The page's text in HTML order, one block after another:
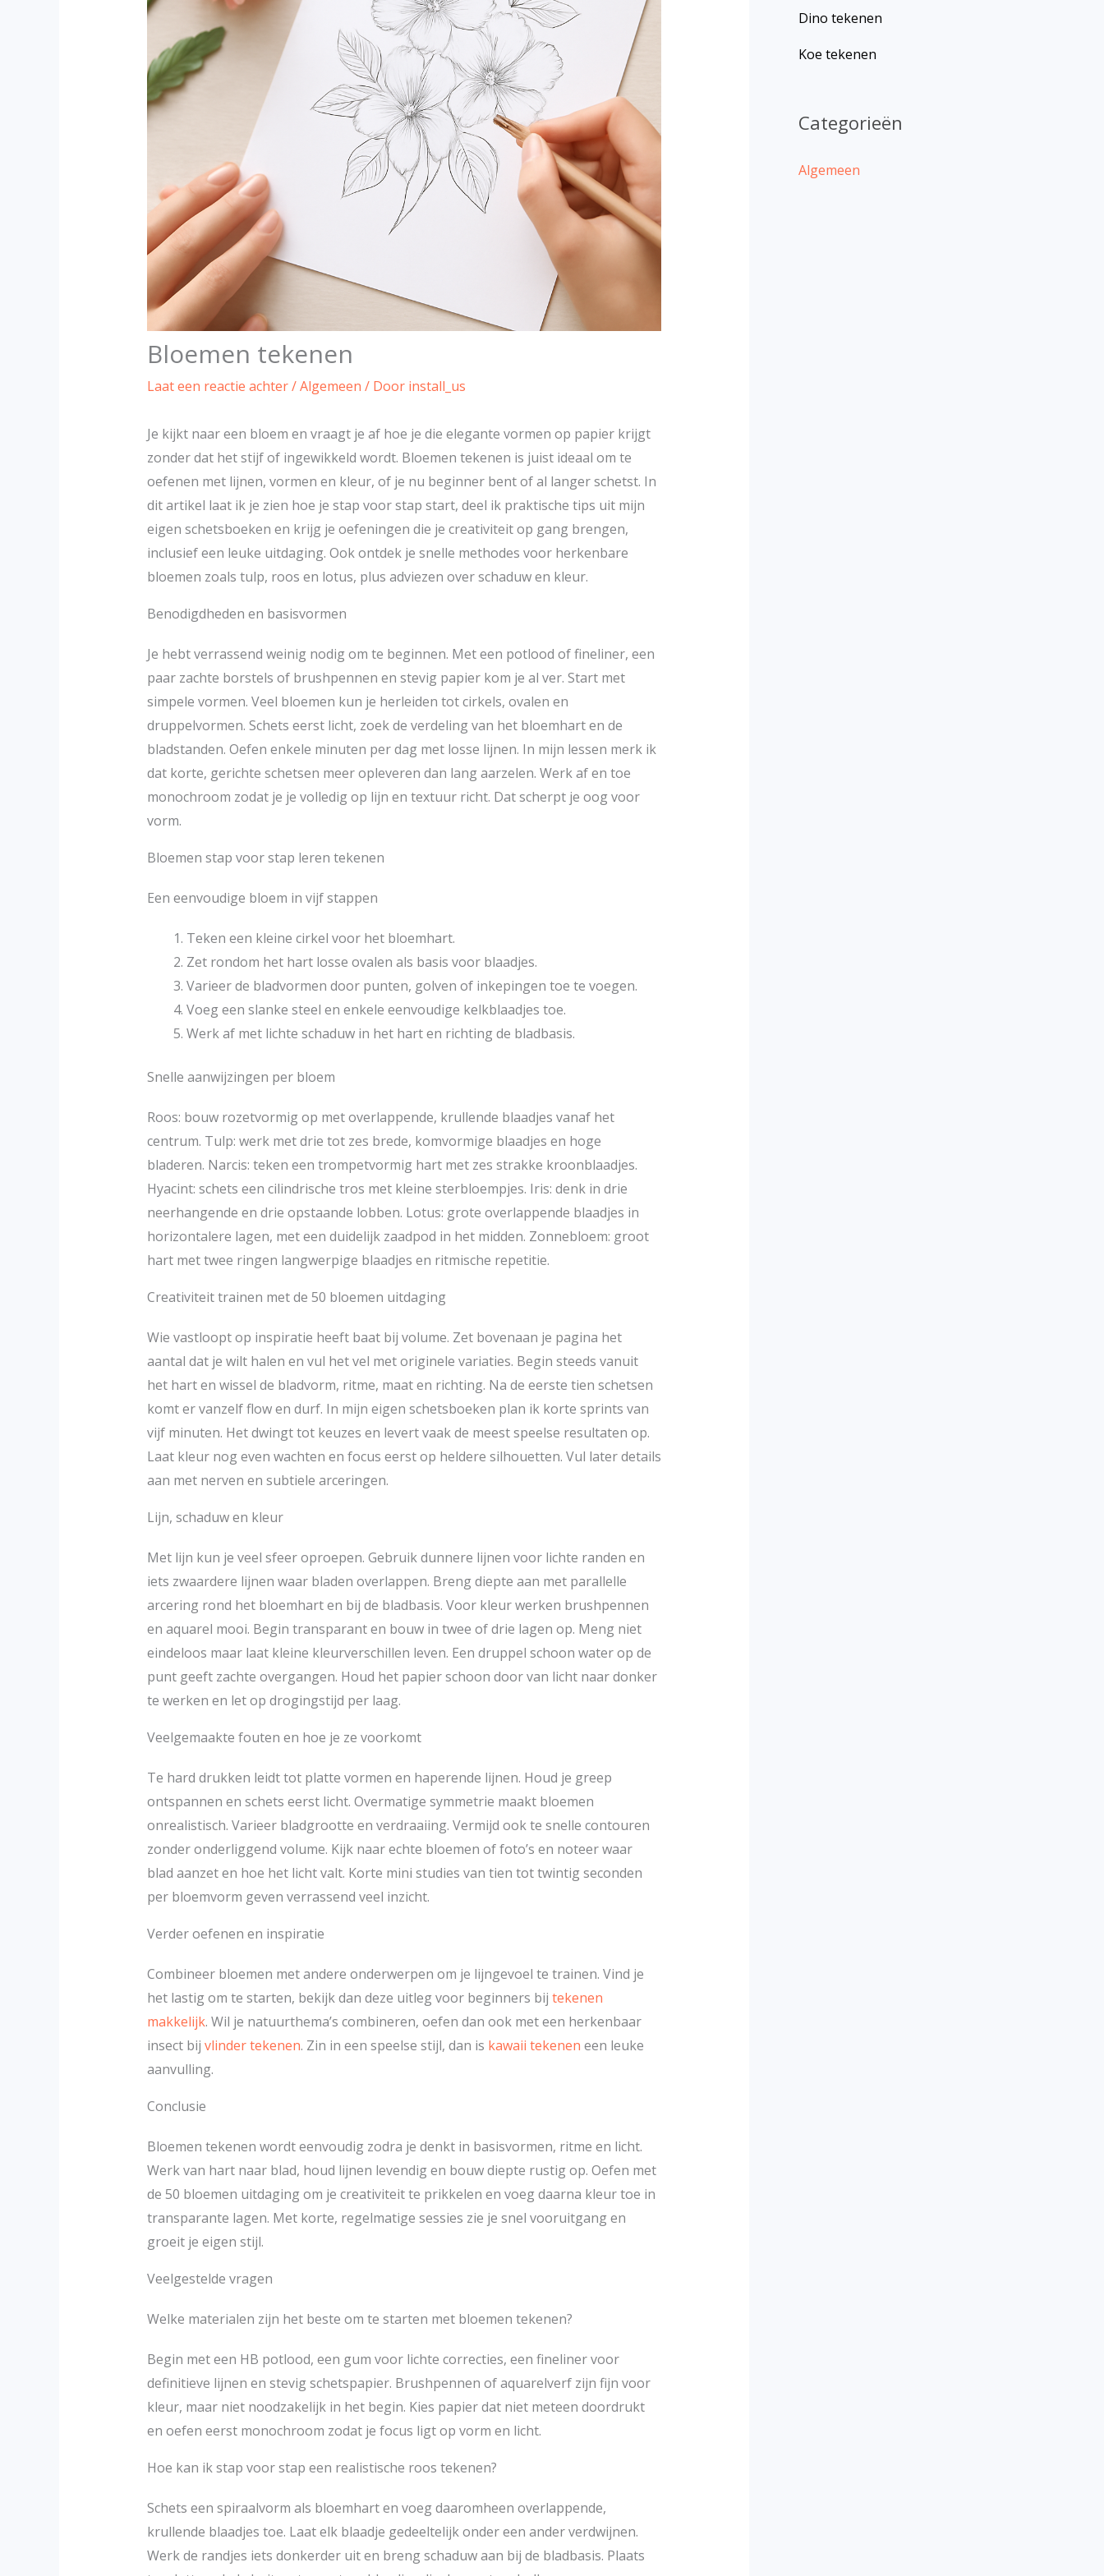
Bloemen tekenen
Laat een reactie achter/Algemeen / Door install_us
Je kijkt naar een bloem en vraagt je af hoe je die elegante vormen op papier krijgt
zonder dat het stijf of ingewikkeld wordt. Bloemen tekenen is juist ideaal om te
oefenen met lijnen, vormen en kleur, of je nu beginner bent of al langer schetst. In
dit artikel laat ik je zien hoe je stap voor stap start, deel ik praktische tips uit mijn
eigen schetsboeken en krijg je oefeningen die je creativiteit op gang brengen,
inclusief een leuke uitdaging. Ook ontdek je snelle methodes voor herkenbare
bloemen zoals tulp, roos en lotus, plus adviezen over schaduw en kleur.
Benodigdheden en basisvormen
Je hebt verrassend weinig nodig om te beginnen. Met een potlood of fineliner, een
paar zachte borstels of brushpennen en stevig papier kom je al ver. Start met
simpele vormen. Veel bloemen kun je herleiden tot cirkels, ovalen en
druppelvormen. Schets eerst licht, zoek de verdeling van het bloemhart en de
bladstanden. Oefen enkele minuten per dag met losse lijnen. In mijn lessen merk ik
dat korte, gerichte schetsen meer opleveren dan lang aarzelen. Werk af en toe
monochroom zodat je je volledig op lijn en textuur richt. Dat scherpt je oog voor
vorm.
Bloemen stap voor stap leren tekenen
Een eenvoudige bloem in vijf stappen
Teken een kleine cirkel voor het bloemhart.
Zet rondom het hart losse ovalen als basis voor blaadjes.
Varieer de bladvormen door punten, golven of inkepingen toe te voegen.
Voeg een slanke steel en enkele eenvoudige kelkblaadjes toe.
Werk af met lichte schaduw in het hart en richting de bladbasis.
Snelle aanwijzingen per bloem
Roos: bouw rozetvormig op met overlappende, krullende blaadjes vanaf het
centrum. Tulp: werk met drie tot zes brede, komvormige blaadjes en hoge
bladeren. Narcis: teken een trompetvormig hart met zes strakke kroonblaadjes.
Hyacint: schets een cilindrische tros met kleine sterbloempjes. Iris: denk in drie
neerhangende en drie opstaande lobben. Lotus: grote overlappende blaadjes in
horizontalere lagen, met een duidelijk zaadpod in het midden. Zonnebloem: groot
hart met twee ringen langwerpige blaadjes en ritmische repetitie.
Creativiteit trainen met de 50 bloemen uitdaging
Wie vastloopt op inspiratie heeft baat bij volume. Zet bovenaan je pagina het
aantal dat je wilt halen en vul het vel met originele variaties. Begin steeds vanuit
het hart en wissel de bladvorm, ritme, maat en richting. Na de eerste tien schetsen
komt er vanzelf flow en durf. In mijn eigen schetsboeken plan ik korte sprints van
vijf minuten. Het dwingt tot keuzes en levert vaak de meest speelse resultaten op.
Laat kleur nog even wachten en focus eerst op heldere silhouetten. Vul later details
aan met nerven en subtiele arceringen.
Lijn, schaduw en kleur
Met lijn kun je veel sfeer oproepen. Gebruik dunnere lijnen voor lichte randen en
iets zwaardere lijnen waar bladen overlappen. Breng diepte aan met parallelle
arcering rond het bloemhart en bij de bladbasis. Voor kleur werken brushpennen
en aquarel mooi. Begin transparant en bouw in twee of drie lagen op. Meng niet
eindeloos maar laat kleine kleurverschillen leven. Een druppel schoon water op de
punt geeft zachte overgangen. Houd het papier schoon door van licht naar donker
te werken en let op drogingstijd per laag.
Veelgemaakte fouten en hoe je ze voorkomt
Te hard drukken leidt tot platte vormen en haperende lijnen. Houd je greep
ontspannen en schets eerst licht. Overmatige symmetrie maakt bloemen
onrealistisch. Varieer bladgrootte en verdraaiing. Vermijd ook te snelle contouren
zonder onderliggend volume. Kijk naar echte bloemen of foto’s en noteer waar
blad aanzet en hoe het licht valt. Korte mini studies van tien tot twintig seconden
per bloemvorm geven verrassend veel inzicht.
Verder oefenen en inspiratie
Combineer bloemen met andere onderwerpen om je lijngevoel te trainen. Vind je
het lastig om te starten, bekijk dan deze uitleg voor beginners bij tekenen
makkelijk. Wil je natuurthema’s combineren, oefen dan ook met een herkenbaar
insect bij vlinder tekenen. Zin in een speelse stijl, dan is kawaii tekenen een leuke
aanvulling.
Conclusie
Bloemen tekenen wordt eenvoudig zodra je denkt in basisvormen, ritme en licht.
Werk van hart naar blad, houd lijnen levendig en bouw diepte rustig op. Oefen met
de 50 bloemen uitdaging om je creativiteit te prikkelen en voeg daarna kleur toe in
transparante lagen. Met korte, regelmatige sessies zie je snel vooruitgang en
groeit je eigen stijl.
Veelgestelde vragen
Welke materialen zijn het beste om te starten met bloemen tekenen?
Begin met een HB potlood, een gum voor lichte correcties, een fineliner voor
definitieve lijnen en stevig schetspapier. Brushpennen of aquarelverf zijn fijn voor
kleur, maar niet noodzakelijk in het begin. Kies papier dat niet meteen doordrukt
en oefen eerst monochroom zodat je focus ligt op vorm en licht.
Hoe kan ik stap voor stap een realistische roos tekenen?
Schets een spiraalvorm als bloemhart en voeg daaromheen overlappende,
krullende blaadjes toe. Laat elk blaadje gedeeltelijk onder een ander verdwijnen.
Werk de randjes iets donkerder uit en breng schaduw aan bij de bladbasis. Plaats
Dino tekenen
Koe tekenen
Categorieën
Algemeen